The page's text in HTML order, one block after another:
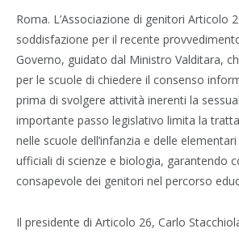
Roma. L’Associazione di genitori Articolo
soddisfazione per il recente
Governo, guidato dal Ministro Valditara,
per le scuole di chiedere il consenso
prima di svolgere attività inerenti la
importante passo legislativo limita la
nelle scuole dell’infanzia e delle
ufficiali di scienze e biologia, garantendo
consapevole dei genitori nel percorso
Il presidente di Articolo 26, Carlo